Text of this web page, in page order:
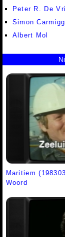
Peter R. De
Simon
Albert Mol
Maritiem
Woord